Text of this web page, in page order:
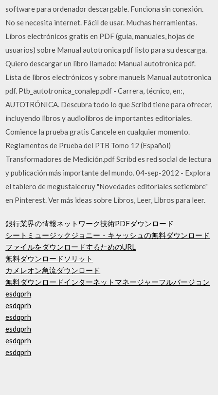
software para ordenador descargable. Funciona sin conexión.
No se necesita internet. Fácil de usar. Muchas herramientas.
Libros electrónicos gratis en PDF (guía, manuales, hojas de
usuarios) sobre Manual autotronica pdf listo para su descarga.
Quiero descargar un libro llamado: Manual autotronica pdf.
Lista de libros electrónicos y sobre manuels Manual autotronica
pdf. Ptb_autotronica_conalep.pdf - Carrera, técnico, en:,
AUTOTRÓNICA. Descubra todo lo que Scribd tiene para ofrecer,
incluyendo libros y audiolibros de importantes editoriales.
Comience la prueba gratis Cancele en cualquier momento.
Reglamentos de Prueba del PTB Tomo 12 (Español)
Transformadores de Medición.pdf Scribd es red social de lectura
y publicación más importante del mundo. 04-sep-2012 - Explora
el tablero de megustaleeruy "Novedades editoriales setiembre"
en Pinterest. Ver más ideas sobre Libros, Leer, Libros para leer.
銀行業界の情報ネットワーク技術PDFダウンロード
シートミュージックジョニー・キャッシュの無料ダウンロード
ファイルをダウンロードするためのURL
無料ダウンロードソリット
カメレオン急流ダウンロード
無料ダウンロードインターネットマネージャーフルバージョン
esdqprh
esdqprh
esdqprh
esdqprh
esdqprh
esdqprh